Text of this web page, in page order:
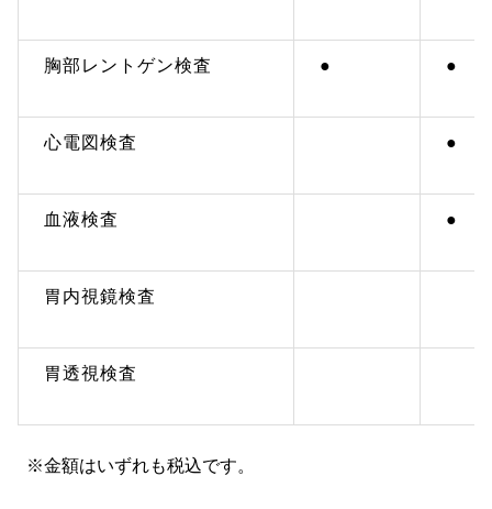
胸部レントゲン検査 ● ●
心電図検査 ●
血液検査 ●
胃内視鏡検査
胃透視検査
※金額はいずれも税込です。